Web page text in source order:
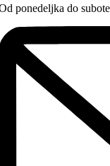
ponedeljka do